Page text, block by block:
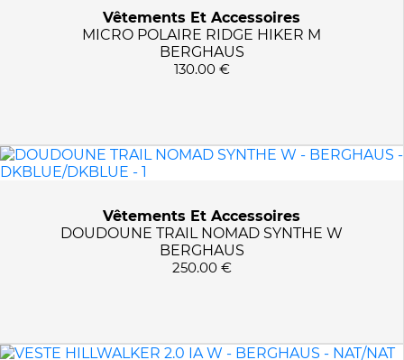
Vêtements Et Accessoires
MICRO POLAIRE RIDGE HIKER M
BERGHAUS
130.00 €
Vêtements Et Accessoires
DOUDOUNE TRAIL NOMAD SYNTHE W
BERGHAUS
250.00 €